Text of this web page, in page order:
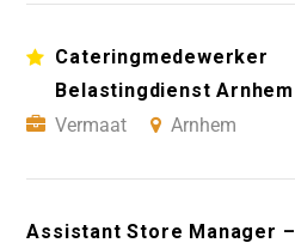
Cateringmedewerker
Belastingdienst Arnhem
Vermaat
Arnhem
Assistant Store Manager –